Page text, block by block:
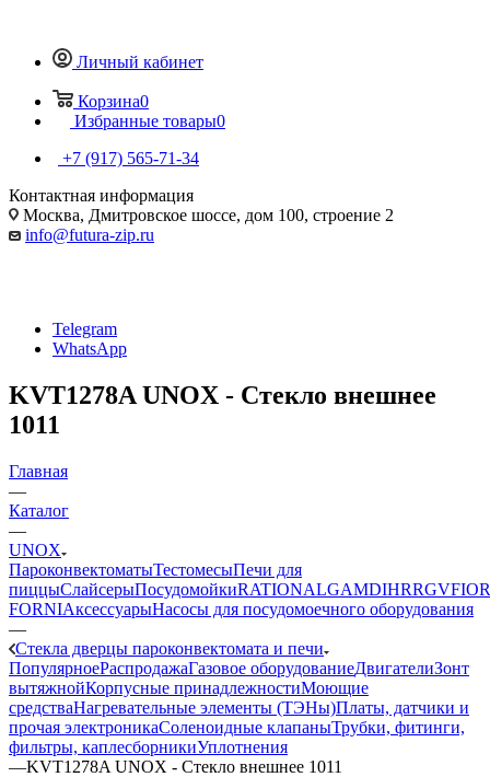
Личный кабинет
Корзина0
Избранные товары0
+7 (917) 565-71-34
Контактная информация
Москва, Дмитровское шоссе, дом 100, строение 2
info@futura-zip.ru
Telegram
WhatsApp
KVT1278A UNOX - Стекло внешнее
1011
Главная
—
Каталог
—
UNOX
ПароконвектоматыТестомесыПечи для
пиццыСлайсерыПосудомойкиRATIONALGAMDIHRRGV
FORNIАксессуарыНасосы для посудомоечного оборудования
—
Стекла дверцы пароконвектомата и печи
ПопулярноеРаспродажаГазовое оборудованиеДвигателиЗонт
вытяжнойКорпусные принадлежностиМоющие
средстваНагревательные элементы (ТЭНы)Платы, датчики и
прочая электроникаСоленоидные клапаныТрубки, фитинги,
фильтры, каплесборникиУплотнения
—KVT1278A UNOX - Стекло внешнее 1011